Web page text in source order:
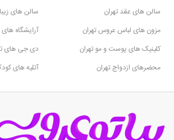
سالن های عقد تهران
سالن های
مزون های لباس عروس تهران
آرایشگاه های
کلینیک های پوست و مو تهران
دی جی های
محضرهای ازدواج تهران
آتلیه های